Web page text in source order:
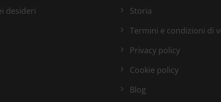
desideri
Storia
Termini e condizioni di
Privacy policy
Cookie policy
Blog